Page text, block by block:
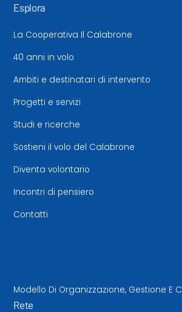
Esplora
La Cooperativa Il Calabrone
40 anni in volo
Ambiti e destinatari di intervento
Progetti e servizi
Studi e ricerche
Sostieni il volo del Calabrone
Diventa volontario
Incontri di pensiero
Contatti
Modello Di Organizzazione, Gestione E
Rete